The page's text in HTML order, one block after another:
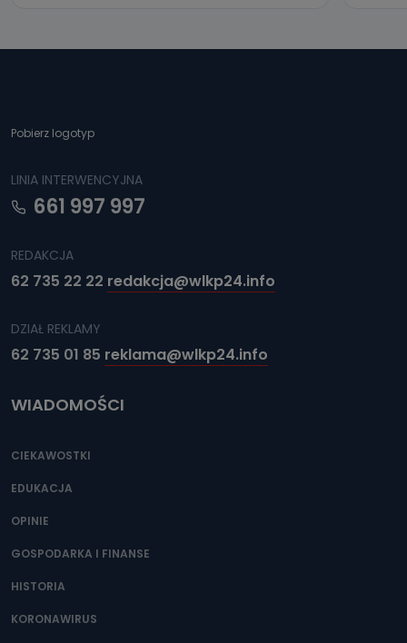
Pobierz logotyp
LINIA INTERWENCYJNA
661 997 997
REDAKCJA
62 735 22 22 redakcja@wlkp24.info
DZIAŁ REKLAMY
62 735 01 85 reklama@wlkp24.info
WIADOMOŚCI
CIEKAWOSTKI
EDUKACJA
OPINIE
GOSPODARKA I FINANSE
HISTORIA
KORONAWIRUS